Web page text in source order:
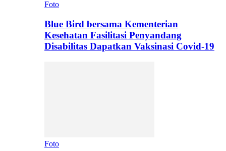
Foto
Blue Bird bersama Kementerian
Kesehatan Fasilitasi Penyandang
Disabilitas Dapatkan Vaksinasi Covid-19
Foto